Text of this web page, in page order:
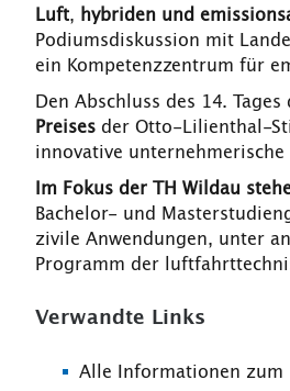
Luft, hybriden und
Podiumsdiskussion mit
ein Kompetenzzentrum für
Den Abschluss des 14.
Preises der Otto-Lilienthal-
innovative
Im Fokus der TH Wildau
Bachelor- und
zivile Anwendungen, unter
Programm der
Verwandte Links
Alle Informationen zum